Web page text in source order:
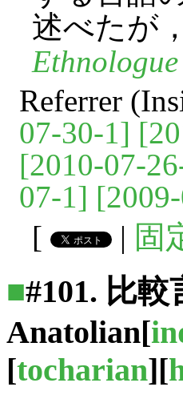
述べたが，
Ethnologue
Referrer
07-30-1]
[2010-07-
07-1]
[
| 固
■#101. 比
Anatolian[
[tocharian][